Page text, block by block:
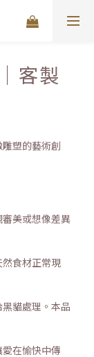
客製
塑的藝術創
美或想像差異
食材正常現
貓處理。本品
在愉快中傳